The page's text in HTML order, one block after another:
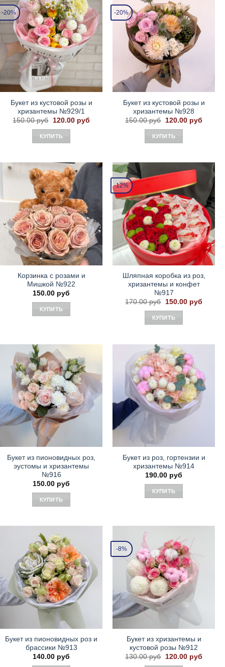
-20%
Букет из кустовой розы и
хризантемы №929/1
150.00руб
Первоначальная
составляла
150.00 руб.
120.00 рубТекущая
КУПИТЬ
-20%
Букет из кустовой розы и
хризантемы №928
150.00руб
Первоначальная
составляла
150.00 руб.
120.00 руб
КУПИТЬ
Корзинка с розами и
Мишкой №922
150.00 руб
КУПИТЬ
-12%
Шляпная коробка из роз,
хризантемы и конфет
№917
170.00руб
Первоначальная
составляла
170.00 руб.
150.00 руб
КУПИТЬ
Букет из пионовидных роз,
эустомы и хризантемы
№916
150.00 руб
КУПИТЬ
Букет из роз, гортензии и
хризантемы №914
190.00 руб
КУПИТЬ
Букет из пионовидных роз и
брассики №913
140.00 руб
-8%
Букет из хризантемы и
кустовой розы №912
130.00руб
Первоначальная
120.00 руб